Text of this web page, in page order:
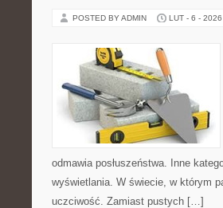
POSTED BY ADMIN LUT - 6 - 2026
odmawia posłuszeństwa. Inne
wyświetlania. W świecie, w którym
uczciwość. Zamiast pustych […]